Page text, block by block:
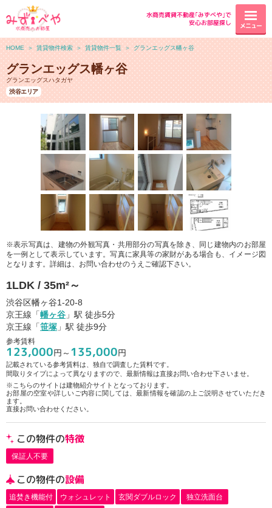
水商売賃貸不動産｢みずべや｣で
安心お部屋探し
メニュー
HOME ＞ 賃貸物件検索 ＞ 賃貸物件一覧 ＞ グランエッグス幡ヶ谷
グランエッグス幡ヶ谷
グランエッグスハタガヤ
渋谷エリア
※表示写真は、建物の外観写真・共用部分の写真を除き、同じ建物内のお部屋
を一例として表示しています。写真に家具等の家財がある場合も、イメージ図
となります。詳細は、お問い合わせのうえご確認下さい。
1LDK / 35m²～
渋谷区幡ヶ谷1-20-8
京王線「幡ヶ谷 」駅 徒歩5分
京王線「笹塚 」駅 徒歩9分
参考賃料
123,000円～ 135,000円
記載されている参考賃料は、独自で調査した賃料です。
間取りタイプによって異なりますので、最新情報は直接お問い合わせ下さいませ。
※こちらのサイトは建物紹介サイトとなっております。
お部屋の空室や詳しいご内容に関しては、最新情報を確認の上ご説明させていただき
ます。
直接お問い合わせください。
この物件の特徴
保証人不要
この物件の設備
追焚き機能付 ウォシュレット 玄関ダブルロック
独立洗面台